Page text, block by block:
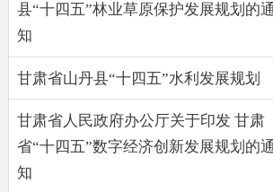
县“十四五”林业草原保护发展规划的通
知
甘肃省山丹县“十四五”水利发展规划
甘肃省人民政府办公厅关于印发 甘肃
省“十四五”数字经济创新发展规划的通
知